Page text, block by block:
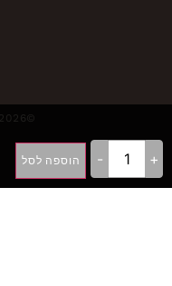
+
- הוספה לסל